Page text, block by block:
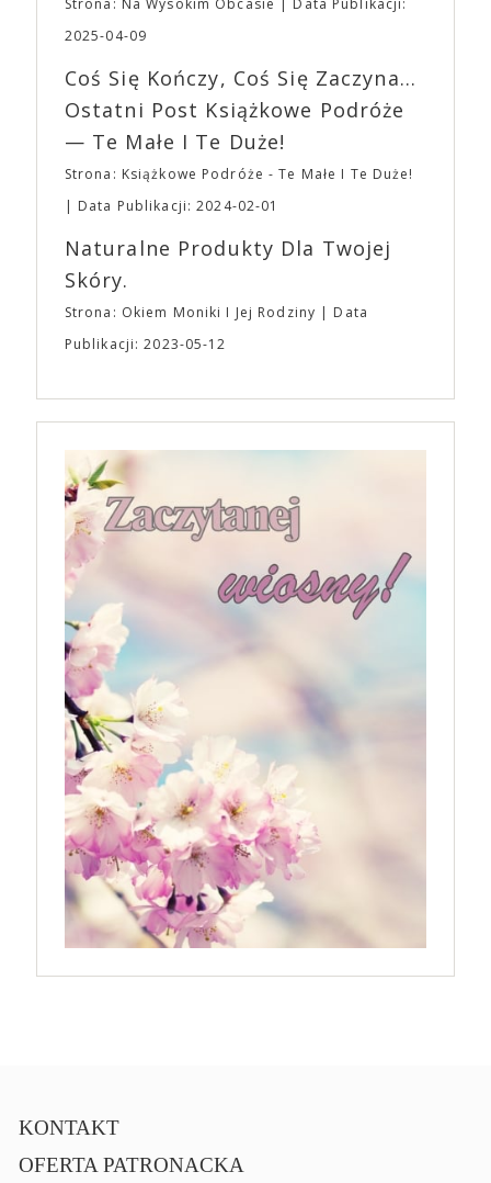
osobisty film, który pozwolił mu w pełni podzielić
się z widzami swoimi lękami, wizją świata, a przede
„Bo się boi” w kinach od 21 kwietnia.
fantastycznego czasu oczekiwania na nadchodzącą
EXPO XXI!
Strona: Na Wysokim Obcasie
Data Publikacji:
2025-04-09
Coś Się Kończy, Coś Się Zaczyna...
Ostatni Post Książkowe Podróże
— Te Małe I Te Duże!
Strona: Książkowe Podróże - Te Małe I Te Duże!
Data Publikacji: 2024-02-01
Naturalne Produkty Dla Twojej
Skóry.
Strona: Okiem Moniki I Jej Rodziny
Data
Publikacji: 2023-05-12
KONTAKT
OFERTA PATRONACKA